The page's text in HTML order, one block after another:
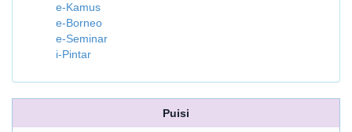
e-Kamus
e-Borneo
e-Seminar
i-Pintar
Puisi